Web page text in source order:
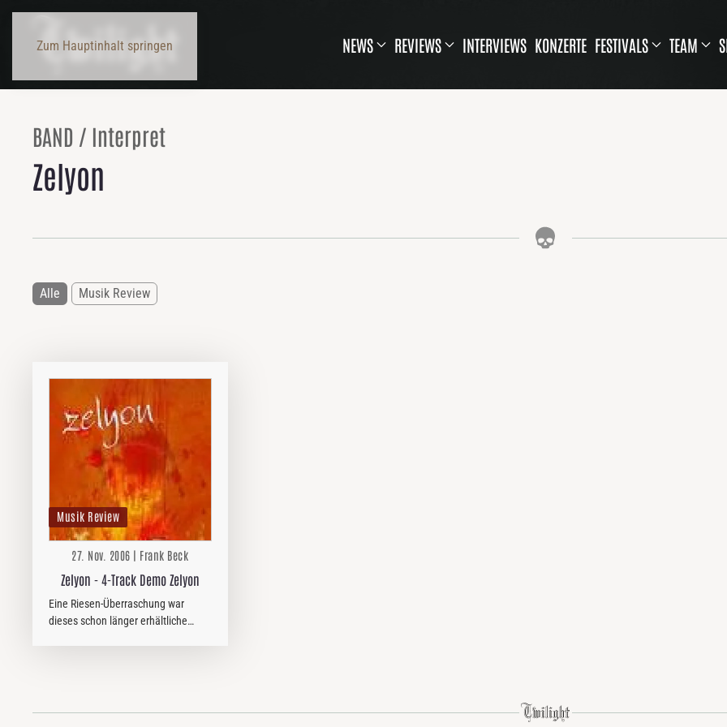
Zum Hauptinhalt springen NEWS REVIEWS INTERVIEWS KONZERTE FESTIVALS TEAM
BAND / Interpret
Zelyon
Alle Musik Review
Musik Review
27. Nov. 2006 | Frank Beck
Zelyon - 4-Track Demo Zelyon
Eine Riesen-Überraschung war
dieses schon länger erhältliche